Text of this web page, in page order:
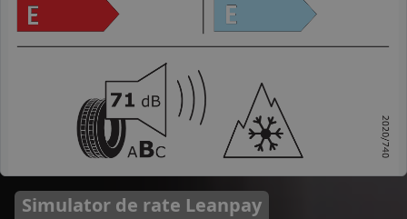
Simulator de rate Leanpay